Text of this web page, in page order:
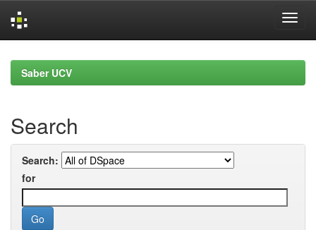
navigationSaber UCV
Search
Search:
for